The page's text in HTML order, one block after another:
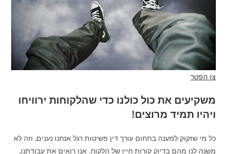
צו הפטר
משקיעים את כול כולנו כדי שהלקוחות ירוויחו
ויהיו תמיד מרוצים!
כל מי שזקוק למענה בתחום עורך דין פשיטות רגל אנחנו נענים, וזה לא
משנה לנו מהם בדיוק קורות חייו של הלקוח. אנו רואים את עבודתנו,